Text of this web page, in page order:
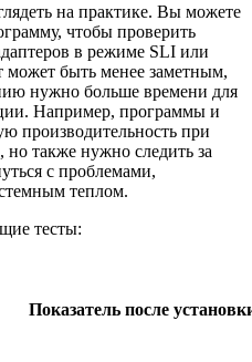
на практике. Вы можете
чтобы проверить
в режиме SLI или
может быть менее заметным,
нужно больше времени для
Например, программы и
производительность при
но также нужно следить за
с проблемами,
теплом.
тесты:
Показатель после